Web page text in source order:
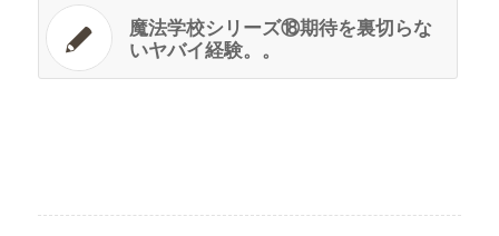
魔法学校シリーズ⑱期待を裏切らな
いヤバイ経験。。